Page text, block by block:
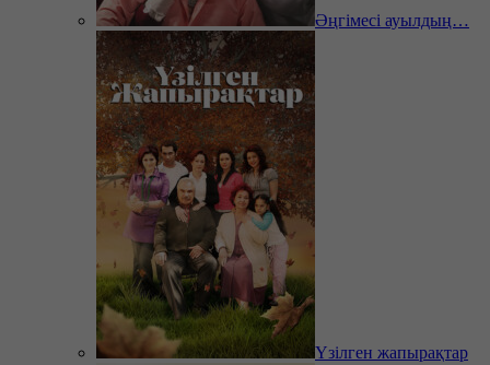
Әңгімесі ауылдың…
Үзілген жапырақтар